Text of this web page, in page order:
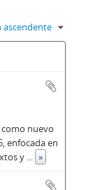
ascendente
nuevo
enfocada en
y ... »